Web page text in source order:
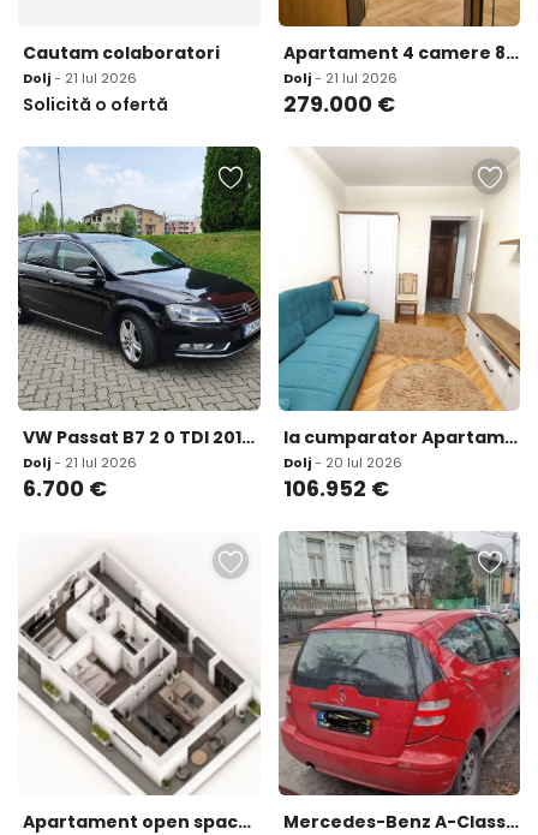
Cautam colaboratori
Dolj- 21 Iul 2026
Solicită o ofertă
Apartament 4 camere 88 mp mobilat utilat si ultra renova
Dolj- 21 Iul 2026
279.000 €
VW Passat B7 2 0 TDI 2012 Istoric complet Germania-RO EGR si Distributie noi 6 700 eur
Dolj- 21 Iul 2026
6.700 €
la cumparator Apartament 2 camere 63 mp Satin
Dolj- 20 Iul 2026
106.952 €
Apartament open space 3 camere 104 58 mp 0 Comision zona Mercedes-Benz A-Class 1 800 eur